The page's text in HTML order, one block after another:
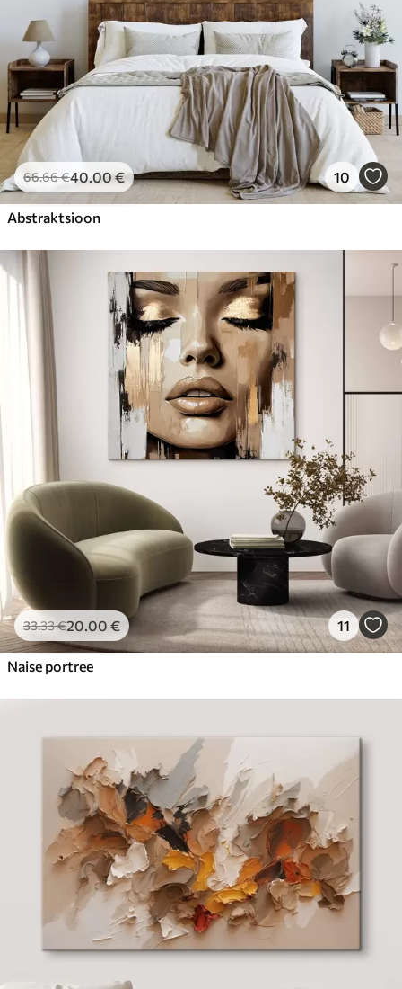
66.66€40.00€ 10
Abstraktsioon
33.33€20.00 € 11
Naise portree